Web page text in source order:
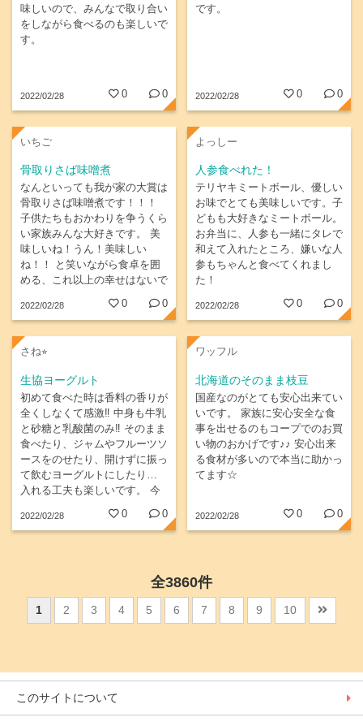
味しいので、みんなで取り合い
をしながら食べるのも楽しいで
す。
2022/02/28 0 0
です。
2022/02/28 0 0
いちご
骨取りさば味噌煮
なんといっても我が家の大賞は
骨取りさば味噌煮です！！！
子供たちもおかわりを争うくら
い家族みんな大好きです。 美
味しいね！うん！美味しい
ね！！ と笑いながら食卓を囲
める、これ以上の幸せはないで
すね！ これからも我が家のナ
ンバーワンです☆
2022/02/28 0 0
よっしー
人参食べれた！
テリヤキミートボール、優しい
お味でとても美味しいです。子
どもも大好きなミートボール。
お弁当に、人参も一緒にタレで
和えて入れたところ、嫌いな人
参もちゃんと食べてくれまし
た！
2022/02/28 0 0
さね⭐︎
生協ヨーグルト
初めて食べた時は香料の香りが
全くしなくて感激‼️ 中身も牛乳
と砂糖と乳酸菌のみ‼️ そのまま
食べたり、ジャムやフルーツソ
ースをのせたり、開けずに振っ
て飲むヨーグルトにしたり…
入れる工夫も楽しいです。 今
ハマってるのはドライフルーツ
を刻んで乗せて少しおいて食べ
2022/02/28 0 0
ワッフル
北海道のそのまま枝豆
国産なのがとても安心出来てい
いです。 家族に安心安全な食
事を出せるのもコープでのお買
い物のおかげです♪♪ 安心出来
る食材が多いので本当に助かっ
てます☆
2022/02/28 0 0
全3860件
1 2 3 4 5 6 7 8 9 10
このサイトについて